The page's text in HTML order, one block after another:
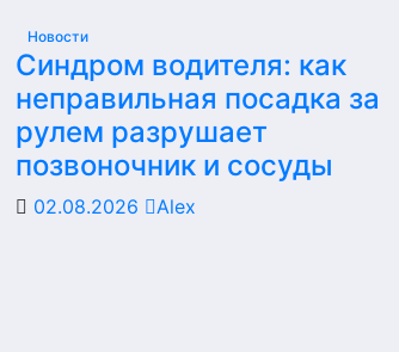
Новости
Синдром водителя: как
неправильная посадка за
рулем разрушает
позвоночник и сосуды
02.08.2026 Alex